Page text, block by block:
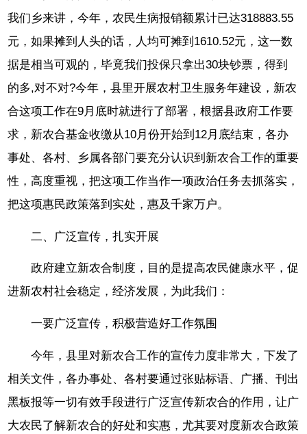
我们乡来讲，今年，农民生病报销额累计已达318883.55
元，如果摊到人头的话，人均可摊到1610.52元，这一数
据是相当可观的，毕竟我们投保只拿出30块钞票，得到
的多,对不对?今年，县里开展农村卫生服务年建设，新农
合这项工作在9月底时就进行了部署，根据县政府工作要
求，新农合基金收缴从10月份开始到12月底结束，各办
事处、各村、乡属各部门要充分认识到新农合工作的重要
性，高度重视，把这项工作当作一项政治任务去抓落实，
把这项惠民政策落到实处，惠及千家万户。
二、广泛宣传，扎实开展
政府建立新农合制度，目的是提高农民健康水平，促
进新农村社会稳定，经济发展，为此我们：
一要广泛宣传，积极营造好工作氛围
今年，县里对新农合工作的宣传力度非常大，下发了
相关文件，各办事处、各村要通过张贴标语、广播、刊出
黑板报等一切有效手段进行广泛宣传新农合的作用，让广
大农民了解新农合的好处和实惠，尤其要对度新农合政策